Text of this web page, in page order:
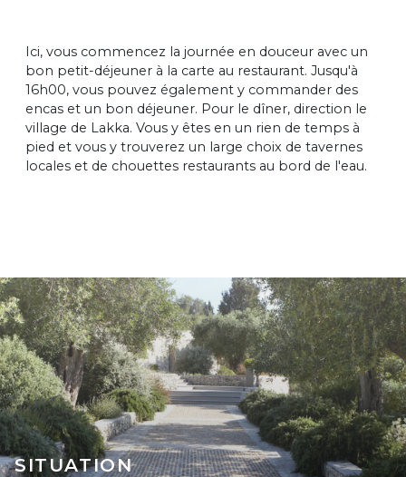
Ici, vous commencez la journée en douceur avec un
bon petit-déjeuner à la carte au restaurant. Jusqu'à
16h00, vous pouvez également y commander des
encas et un bon déjeuner. Pour le dîner, direction le
village de Lakka. Vous y êtes en un rien de temps à
pied et vous y trouverez un large choix de tavernes
locales et de chouettes restaurants au bord de l'eau.
SITUATION